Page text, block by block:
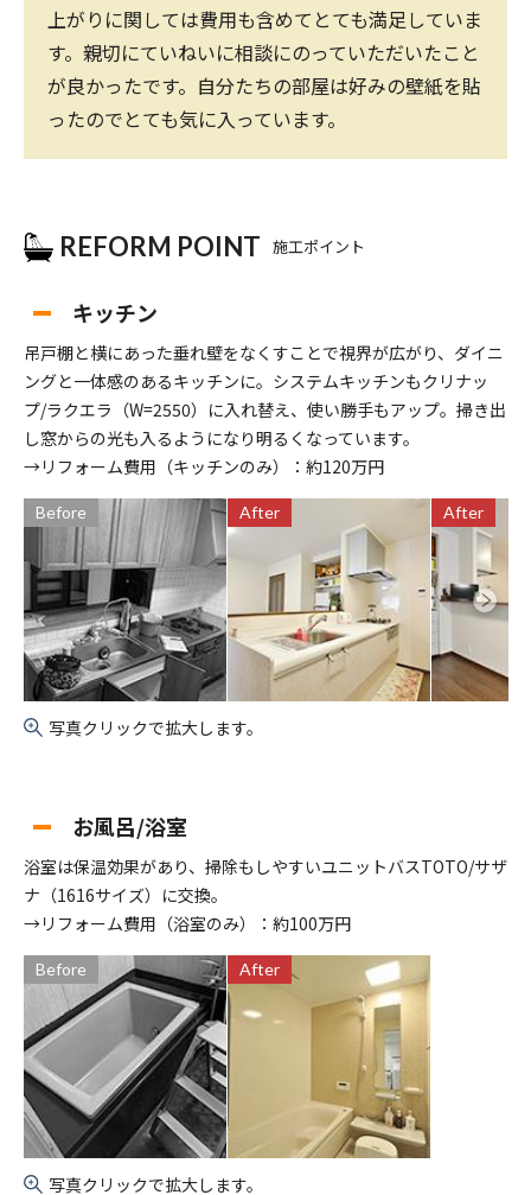
上がりに関しては費用も含めてとても満足していま
す。親切にていねいに相談にのっていただいたこと
が良かったです。自分たちの部屋は好みの壁紙を貼
ったのでとても気に入っています。
REFORM POINT 施工ポイント
キッチン
吊戸棚と横にあった垂れ壁をなくすことで視界が広がり、ダイニ
ングと一体感のあるキッチンに。システムキッチンもクリナッ
プ/ラクエラ（W=2550）に入れ替え、使い勝手もアップ。掃き出
し窓からの光も入るようになり明るくなっています。
→リフォーム費用（キッチンのみ）：約120万円
Before After After
写真クリックで拡大します。
お風呂/浴室
浴室は保温効果があり、掃除もしやすいユニットバスTOTO/サザ
ナ（1616サイズ）に交換。
→リフォーム費用（浴室のみ）：約100万円
Before After
写真クリックで拡大します。